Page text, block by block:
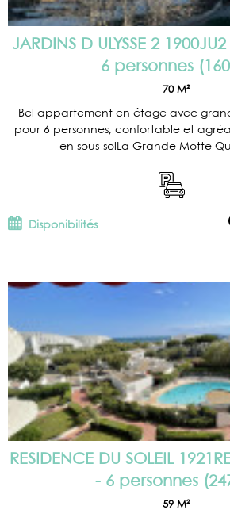
JARDINS D ULYSSE 2
6 personnes ( 160
70 M²
Bel appartement en étage avec
pour 6 personnes, confortable et
en sous-solLa Grande Motte
Disponibilités
RESIDENCE DU SOLEIL
- 6 personnes (
59 M²